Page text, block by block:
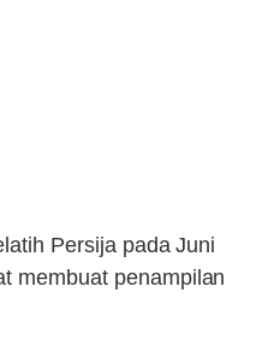
Persija pada Juni
membuat penampilan